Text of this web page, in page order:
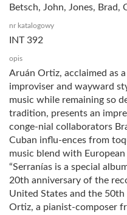
Betsch, John, Jones, Brad,
nr katalogowy
INT 392
opis
Aruán Ortiz, acclaimed as
improviser and wayward
music while remaining so
tradition, presents an
conge-nial collaborators
Cuban influ-ences from
music blend with
“Serranías is a special
20th anniversary of the
United States and the
Ortiz, a pianist-composer